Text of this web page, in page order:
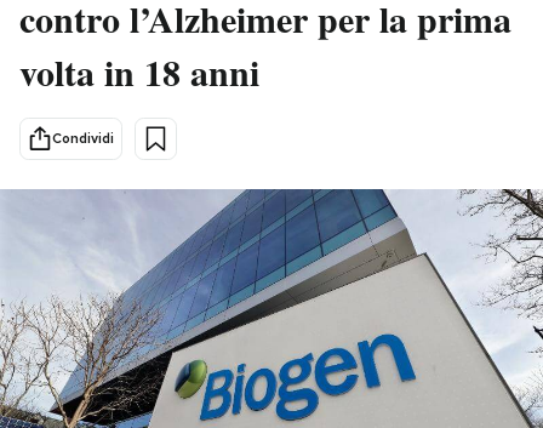
Tecnologia
Scienza
Cultura
Economia
Sport
Storie/Idee
Ok Boomer!
Mondiali calcio 2026
PODCAST
NEWSLETTER
contro l’Alzheimer per la prima
volta in 18 anni
Condividi